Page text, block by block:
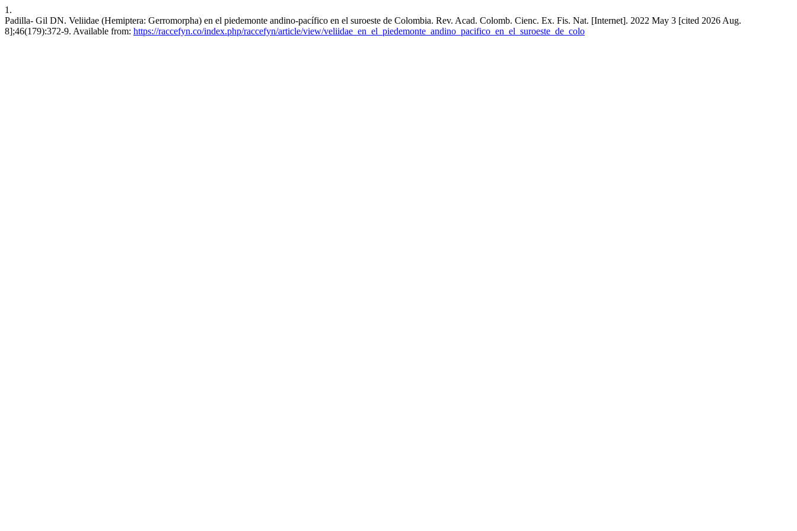
1.
Padilla- Gil DN. Veliidae (Hemiptera: Gerromorpha) en el piedemonte andino-pacífico en el suroeste de Colombia. Rev. Acad. Colomb. Cienc. Ex. Fis. Nat. [Internet]. 2022 May 3 [cited 2026 Aug.
8];46(179):372-9. Available from: https://raccefyn.co/index.php/raccefyn/article/view/veliidae_en_el_piedemonte_andino_pacifico_en_el_suroeste_de_colo